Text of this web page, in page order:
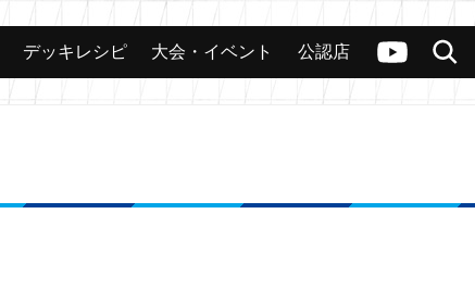
ヴァンガードch
検索
カード 大会 公認店舗 その他
デッキレシピ 大会・イベント 公認店